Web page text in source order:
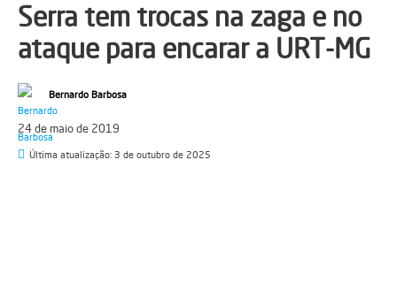
Serra tem trocas na zaga e no
ataque para encarar a URT-MG
Bernardo Barbosa
24 de maio de 2019
Última atualização: 3 de outubro de 2025